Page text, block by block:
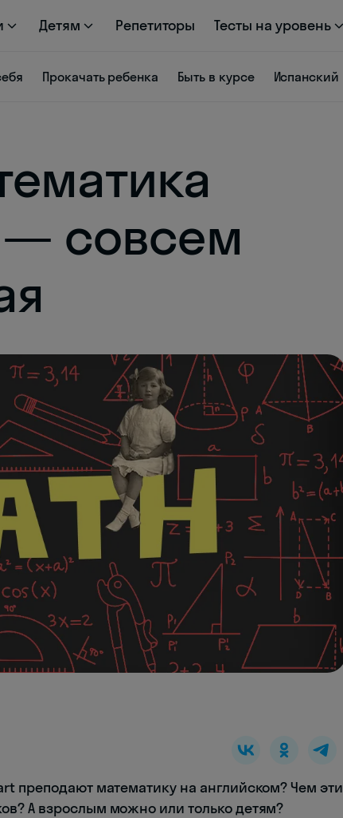
Детям Репетиторы Тесты на уровень
Прокачать ребенка Быть в курсе Испанский
— совсем
преподают математику на английском? Чем эти
А взрослым можно или только детям?